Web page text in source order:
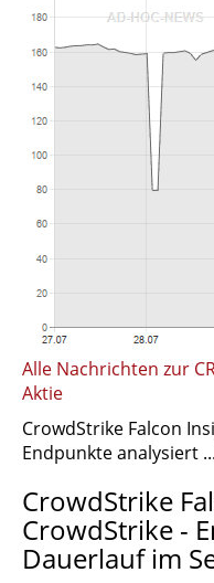
Alle Nachrichten zur
Aktie
CrowdStrike Falcon
Endpunkte analysiert ...
CrowdStrike
CrowdStrike -
Dauerlauf im